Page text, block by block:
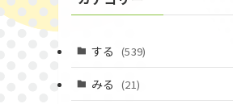
する (539)
みる (21)